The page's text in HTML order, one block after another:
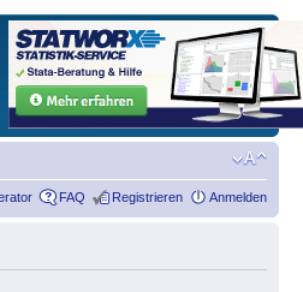
FAQ Registrieren Anmelden